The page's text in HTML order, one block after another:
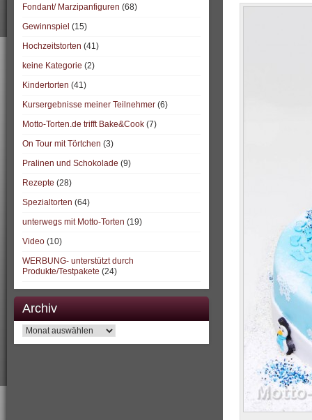
Fondant/ Marzipanfiguren (68)
Gewinnspiel (15)
Hochzeitstorten (41)
keine Kategorie (2)
Kindertorten (41)
Kursergebnisse meiner Teilnehmer (6)
Motto-Torten.de trifft Bake&Cook (7)
On Tour mit Törtchen (3)
Pralinen und Schokolade (9)
Rezepte (28)
Spezialtorten (64)
unterwegs mit Motto-Torten (19)
Video (10)
WERBUNG- unterstützt durch
Produkte/Testpakete (24)
Archiv
Archiv